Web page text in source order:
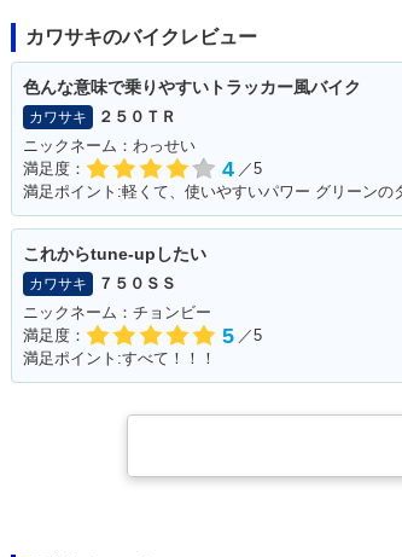
カワサキのバイクレビュー
色んな意味で乗りやすいトラッカー風バイク
カワサキ
２５０ＴＲ
ニックネーム：わっせい
満足度：
4 ／5
これからtune‐upしたい
カワサキ
７５０ＳＳ
ニックネーム：チョンビー
満足度：
5 ／5
満足ポイント:すべて！！！